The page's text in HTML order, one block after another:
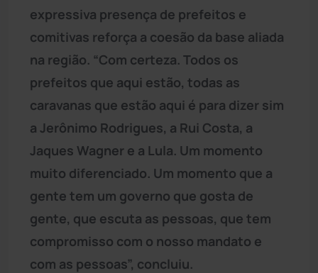
expressiva presença de prefeitos e
comitivas reforça a coesão da base aliada
na região. “Com certeza. Todos os
prefeitos que aqui estão, todas as
caravanas que estão aqui é para dizer sim
a Jerônimo Rodrigues, a Rui Costa, a
Jaques Wagner e a Lula. Um momento
muito diferenciado. Um momento que a
gente tem um governo que gosta de
gente, que escuta as pessoas, que tem
compromisso com o nosso mandato e
com as pessoas”, concluiu.